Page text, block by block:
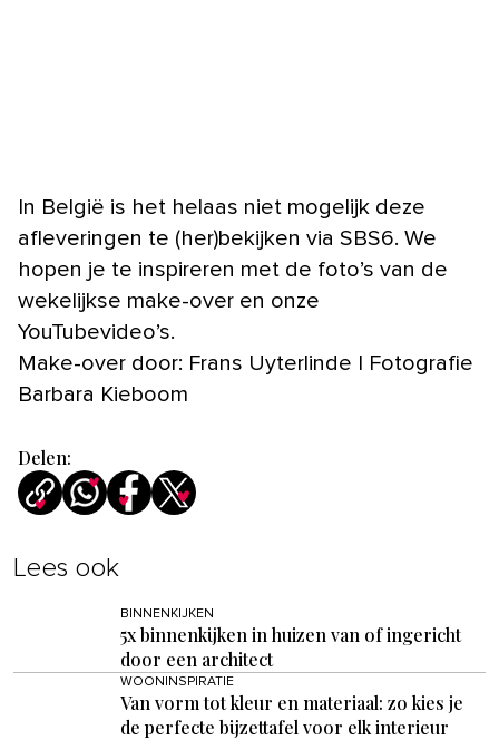
In België is het helaas niet mogelijk deze
afleveringen te (her)bekijken via SBS6. We
hopen je te inspireren met de foto’s van de
wekelijkse make-over en onze
YouTubevideo’s.
Make-over door: Frans Uyterlinde | Fotografie
Barbara Kieboom
Delen:
Lees ook
BINNENKIJKEN
5x binnenkijken in huizen van of ingericht
door een architect
WOONINSPIRATIE
Van vorm tot kleur en materiaal: zo kies je
de perfecte bijzettafel voor elk interieur